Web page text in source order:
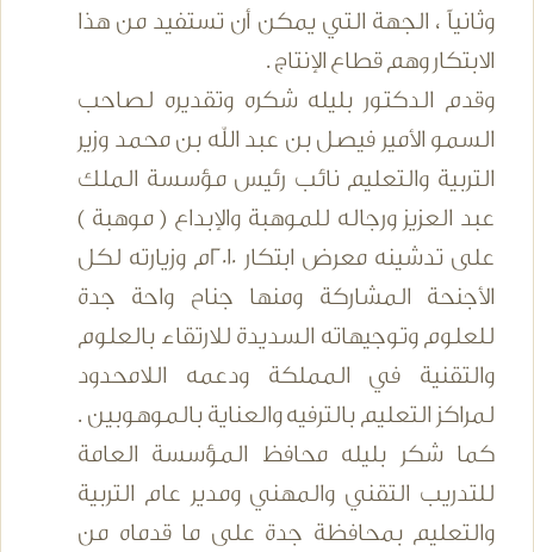
وثانياً ، الجهة التي يمكن أن تستفيد من هذا
الابتكار وهم قطاع الإنتاج .
وقدم الدكتور بليله شكره وتقديره لصاحب
السمو الأمير فيصل بن عبد الله بن محمد وزير
التربية والتعليم نائب رئيس مؤسسة الملك
عبد العزيز ورجاله للموهبة والإبداع ( موهبة )
على تدشينه معرض ابتكار 2010م وزيارته لكل
الأجنحة المشاركة ومنها جناح واحة جدة
للعلوم وتوجيهاته السديدة للارتقاء بالعلوم
والتقنية في المملكة ودعمه اللامحدود
لمراكز التعليم بالترفيه والعناية بالموهوبين .
كما شكر بليله محافظ المؤسسة العامة
للتدريب التقني والمهني ومدير عام التربية
والتعليم بمحافظة جدة على ما قدماه من